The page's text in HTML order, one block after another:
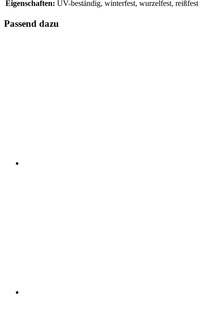
Eigenschaften: UV-beständig, winterfest, wurzelfest, reißfest
Passend dazu